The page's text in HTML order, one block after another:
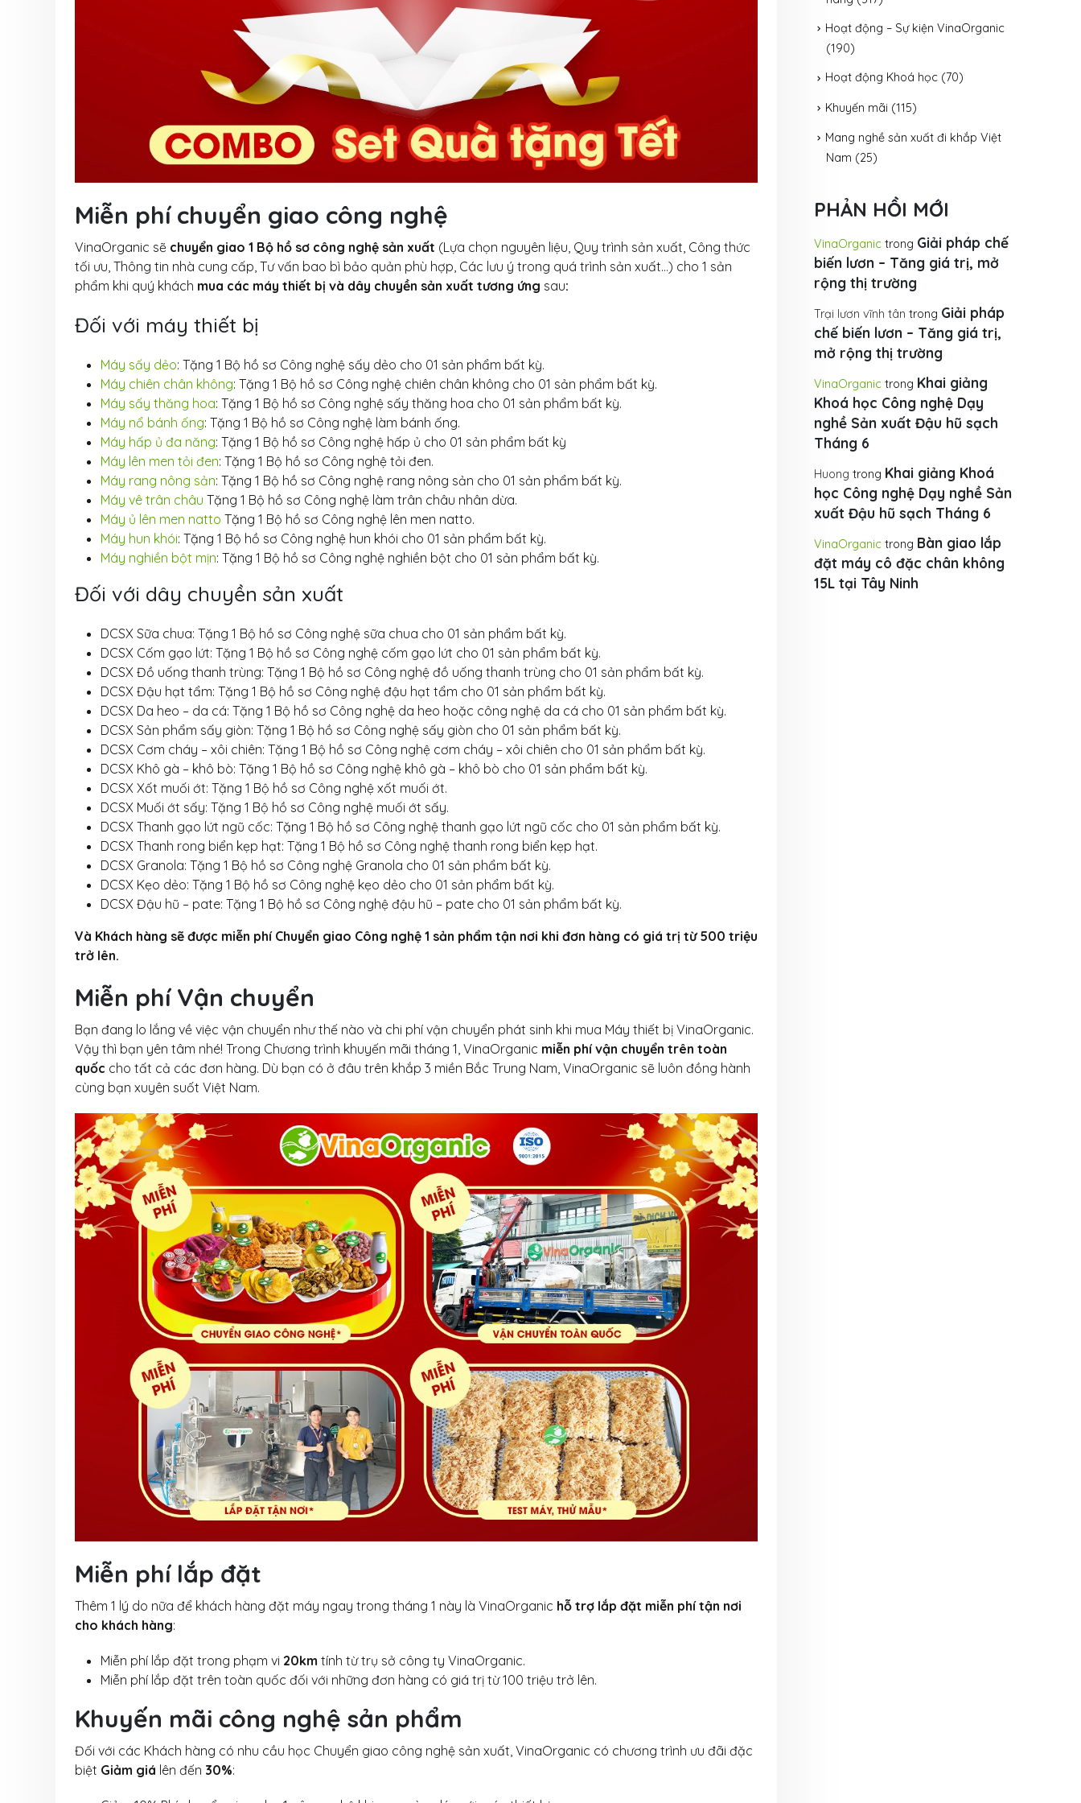
Miễn phí chuyển giao công nghệ
VinaOrganic sẽ chuyển giao 1 Bộ hồ sơ công nghệ sản xuất (Lựa chọn nguyên liệu, Quy trình sản xuất, Công thức
tối ưu, Thông tin nhà cung cấp, Tư vấn bao bì bảo quản phù hợp, Các lưu ý trong quá trình sản xuất…) cho 1 sản
phẩm khi quý khách mua các máy thiết bị và dây chuyền sản xuất tương ứng sau:
Đối với máy thiết bị
Máy sấy dẻo: Tặng 1 Bộ hồ sơ Công nghệ sấy dẻo cho 01 sản phẩm bất kỳ.
Máy chiên chân không: Tặng 1 Bộ hồ sơ Công nghệ chiên chân không cho 01 sản phẩm bất kỳ.
Máy sấy thăng hoa: Tặng 1 Bộ hồ sơ Công nghệ sấy thăng hoa cho 01 sản phẩm bất kỳ.
Máy nổ bánh ống: Tặng 1 Bộ hồ sơ Công nghệ làm bánh ống.
Máy hấp ủ đa năng: Tặng 1 Bộ hồ sơ Công nghệ hấp ủ cho 01 sản phẩm bất kỳ
Máy lên men tỏi đen: Tặng 1 Bộ hồ sơ Công nghệ tỏi đen.
Máy rang nông sản: Tặng 1 Bộ hồ sơ Công nghệ rang nông sản cho 01 sản phẩm bất kỳ.
Máy vê trân châu Tặng 1 Bộ hồ sơ Công nghệ làm trân châu nhân dừa.
Máy ủ lên men natto Tặng 1 Bộ hồ sơ Công nghệ lên men natto.
Máy hun khói: Tặng 1 Bộ hồ sơ Công nghệ hun khói cho 01 sản phẩm bất kỳ.
Máy nghiền bột mịn: Tặng 1 Bộ hồ sơ Công nghệ nghiền bột cho 01 sản phẩm bất kỳ.
Đối với dây chuyền sản xuất
DCSX Sữa chua: Tặng 1 Bộ hồ sơ Công nghệ sữa chua cho 01 sản phẩm bất kỳ.
DCSX Cốm gạo lứt: Tặng 1 Bộ hồ sơ Công nghệ cốm gạo lứt cho 01 sản phẩm bất kỳ.
DCSX Đồ uống thanh trùng: Tặng 1 Bộ hồ sơ Công nghệ đồ uống thanh trùng cho 01 sản phẩm bất kỳ.
DCSX Đậu hạt tẩm: Tặng 1 Bộ hồ sơ Công nghệ đậu hạt tẩm cho 01 sản phẩm bất kỳ.
DCSX Da heo – da cá: Tặng 1 Bộ hồ sơ Công nghệ da heo hoặc công nghệ da cá cho 01 sản phẩm bất kỳ.
DCSX Sản phẩm sấy giòn: Tặng 1 Bộ hồ sơ Công nghệ sấy giòn cho 01 sản phẩm bất kỳ.
DCSX Cơm cháy – xôi chiên: Tặng 1 Bộ hồ sơ Công nghệ cơm cháy – xôi chiên cho 01 sản phẩm bất kỳ.
DCSX Khô gà – khô bò: Tặng 1 Bộ hồ sơ Công nghệ khô gà – khô bò cho 01 sản phẩm bất kỳ.
DCSX Xốt muối ớt: Tặng 1 Bộ hồ sơ Công nghệ xốt muối ớt.
DCSX Muối ớt sấy: Tặng 1 Bộ hồ sơ Công nghệ muối ớt sấy.
DCSX Thanh gạo lứt ngũ cốc: Tặng 1 Bộ hồ sơ Công nghệ thanh gạo lứt ngũ cốc cho 01 sản phẩm bất kỳ.
DCSX Thanh rong biển kẹp hạt: Tặng 1 Bộ hồ sơ Công nghệ thanh rong biển kẹp hạt.
DCSX Granola: Tặng 1 Bộ hồ sơ Công nghệ Granola cho 01 sản phẩm bất kỳ.
DCSX Kẹo dẻo: Tặng 1 Bộ hồ sơ Công nghệ kẹo dẻo cho 01 sản phẩm bất kỳ.
DCSX Đậu hũ – pate: Tặng 1 Bộ hồ sơ Công nghệ đậu hũ – pate cho 01 sản phẩm bất kỳ.
Và Khách hàng sẽ được miễn phí Chuyển giao Công nghệ 1 sản phẩm tận nơi khi đơn hàng có giá trị từ 500 triệu
trở lên.
Miễn phí Vận chuyển
Bạn đang lo lắng về việc vận chuyển như thế nào và chi phí vận chuyển phát sinh khi mua Máy thiết bị VinaOrganic.
Vậy thì bạn yên tâm nhé! Trong Chương trình khuyến mãi tháng 1, VinaOrganic miễn phí vận chuyển trên toàn
quốc cho tất cả các đơn hàng. Dù bạn có ở đâu trên khắp 3 miền Bắc Trung Nam, VinaOrganic sẽ luôn đồng hành
cùng bạn xuyên suốt Việt Nam.
Miễn phí lắp đặt
Thêm 1 lý do nữa để khách hàng đặt máy ngay trong tháng 1 này là VinaOrganic hỗ trợ lắp đặt miễn phí tận nơi
cho khách hàng:
Miễn phí lắp đặt trong phạm vi 20km tính từ trụ sở công ty VinaOrganic.
Miễn phí lắp đặt trên toàn quốc đối với những đơn hàng có giá trị từ 100 triệu trở lên.
Khuyến mãi công nghệ sản phẩm
Đối với các Khách hàng có nhu cầu học Chuyển giao công nghệ sản xuất, VinaOrganic có chương trình ưu đãi đặc
biệt Giảm giá lên đến 30%:
Hoạt động – Sự kiện VinaOrganic
(190)
Hoạt động Khoá học (70)
Khuyến mãi (115)
Mang nghề sản xuất đi khắp Việt
Nam (25)
PHẢN HỒI MỚI
VinaOrganic trong Giải pháp chế
biến lươn – Tăng giá trị, mở
rộng thị trường
Trại lươn vĩnh tân trong Giải pháp
chế biến lươn – Tăng giá trị,
mở rộng thị trường
VinaOrganic trong Khai giảng
Khoá học Công nghệ Dạy
nghề Sản xuất Đậu hũ sạch
Tháng 6
Huong trong Khai giảng Khoá
học Công nghệ Dạy nghề Sản
xuất Đậu hũ sạch Tháng 6
VinaOrganic trong Bàn giao lắp
đặt máy cô đặc chân không
15L tại Tây Ninh